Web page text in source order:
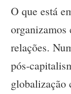
O que está
organizamos
relações.
pós-
globalização